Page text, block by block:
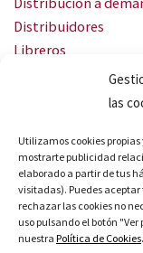
las
Utilizamos cookies
mostrarte publicidad
elaborado a partir de tus
visitadas). Puedes aceptar
rechazar las cookies no
uso pulsando el botón
nuestra Política de Cookies.
Distribuidores
Libreros
Servicio Landingweb
Crea tu audiobook